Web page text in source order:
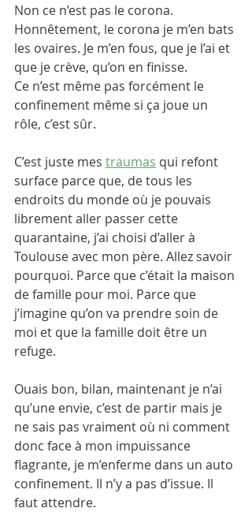
Non ce n’est pas le corona.
Honnêtement, le corona je m’en bats
les ovaires. Je m’en fous, que je l’ai et
que je crève, qu’on en finisse.
Ce n’est même pas forcément le
confinement même si ça joue un
rôle, c’est sûr.
C’est juste mes traumas qui refont
surface parce que, de tous les
endroits du monde où je pouvais
librement aller passer cette
quarantaine, j’ai choisi d’aller à
Toulouse avec mon père. Allez savoir
pourquoi. Parce que c’était la maison
de famille pour moi. Parce que
j’imagine qu’on va prendre soin de
moi et que la famille doit être un
refuge.
Ouais bon, bilan, maintenant je n’ai
qu’une envie, c’est de partir mais je
ne sais pas vraiment où ni comment
donc face à mon impuissance
flagrante, je m’enferme dans un auto
confinement. Il n’y a pas d’issue. Il
faut attendre.